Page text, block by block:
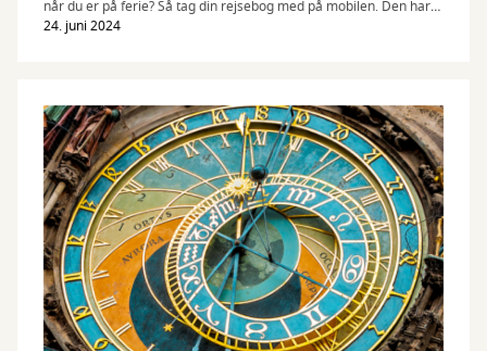
når du er på ferie? Så tag din rejsebog med på mobilen. Den har
du jo alligevel hele tiden på dig.
24. juni 2024